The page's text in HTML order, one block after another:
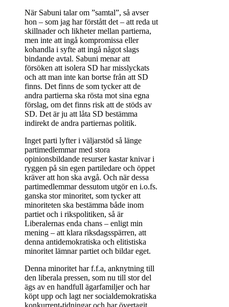
När Sabuni talar om ”samtal”, så avser
hon – som jag har förstått det – att reda ut
skillnader och likheter mellan partierna,
men inte att ingå kompromissa eller
kohandla i syfte att ingå något slags
bindande avtal. Sabuni menar att
försöken att isolera SD har misslyckats
och att man inte kan bortse från att SD
finns. Det finns de som tycker att de
andra partierna ska rösta mot sina egna
förslag, om det finns risk att de stöds av
SD. Det är ju att låta SD bestämma
indirekt de andra partiernas politik.
Inget parti lyfter i väljarstöd så länge
partimedlemmar med stora
opinionsbildande resurser kastar knivar i
ryggen på sin egen partiledare och öppet
kräver att hon ska avgå. Och när dessa
partimedlemmar dessutom utgör en i.o.fs.
ganska stor minoritet, som tycker att
minoriteten ska bestämma både inom
partiet och i rikspolitiken, så är
Liberalernas enda chans – enligt min
mening – att klara riksdagsspärren, att
denna antidemokratiska och elitistiska
minoritet lämnar partiet och bildar eget.
Denna minoritet har f.f.a, anknytning till
den liberala pressen, som nu till stor del
ägs av en handfull ägarfamiljer och har
köpt upp och lagt ner socialdemokratiska
konkurrent-tidningar och har övertagit